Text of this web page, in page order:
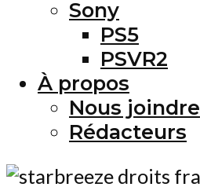
Sony
PS5
PSVR2
À propos
Nous joindre
Rédacteurs